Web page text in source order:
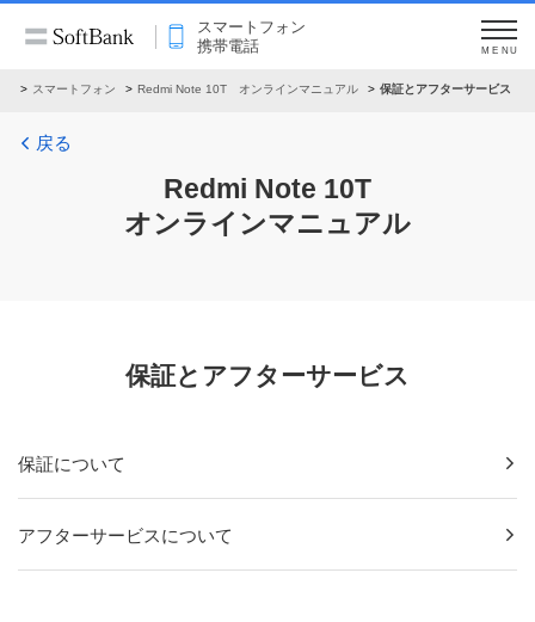
スマートフォン
携帯電話
MENU
スマートフォン Redmi Note 10T オンラインマニュアル 保証とアフターサービス
戻る
Redmi Note 10T
オンラインマニュアル
保証とアフターサービス
保証について
アフターサービスについて